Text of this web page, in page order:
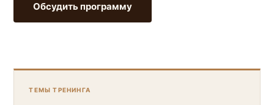
Обсудить программу
ТЕМЫ ТРЕНИНГА